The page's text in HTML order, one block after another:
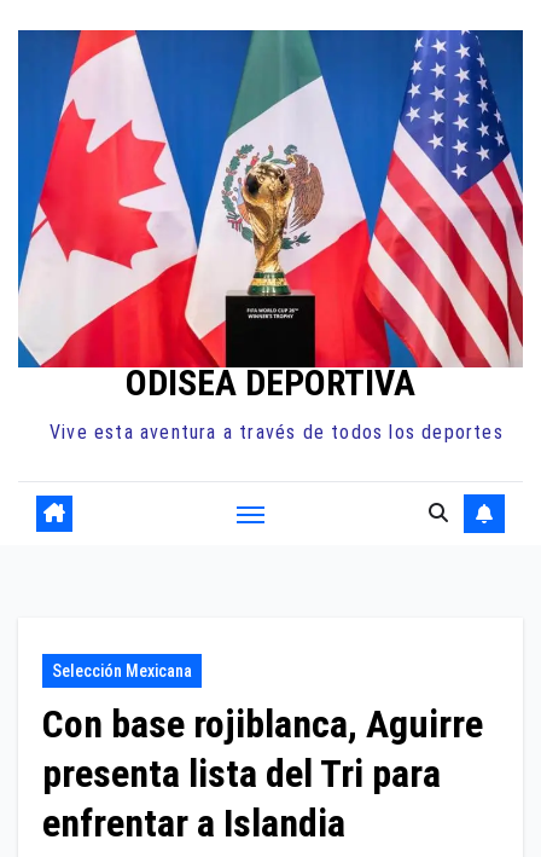
contenido
ODISEA DEPORTIVA
Vive esta aventura a través de todos los deportes
Selección Mexicana
Con base rojiblanca, Aguirre
presenta lista del Tri para
enfrentar a Islandia